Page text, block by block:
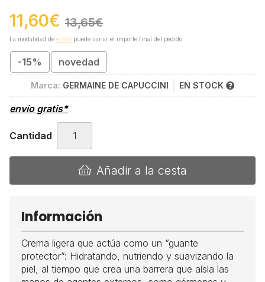
11,60€ 13,65€
La modalidad de envío puede variar el importe final del pedido.
-15% novedad
Marca: GERMAINE DE CAPUCCINI EN STOCK
envío gratis*
Cantidad
Añadir a la cesta
Información
Crema ligera que actúa como un “guante
protector”: Hidratando, nutriendo y suavizando la
piel, al tiempo que crea una barrera que aísla las